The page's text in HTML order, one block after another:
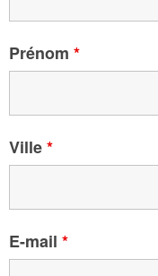
Presse & Pro
FR EN DE NL
Prénom *
Ville*
E-mail *